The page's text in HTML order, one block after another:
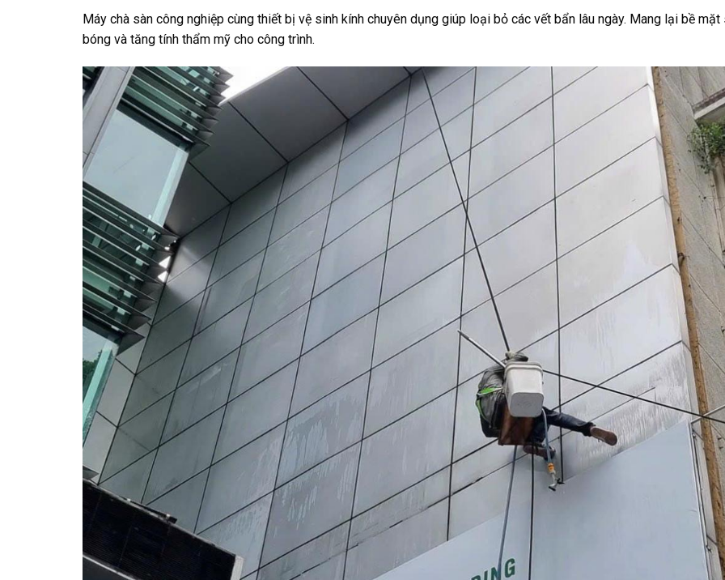
Máy chà sàn công nghiệp cùng thiết bị vệ sinh kính chuyên dụng giúp loại bỏ các vết bẩn lâu ngày. Mang lại bề mặt
bóng và tăng tính thẩm mỹ cho công trình.